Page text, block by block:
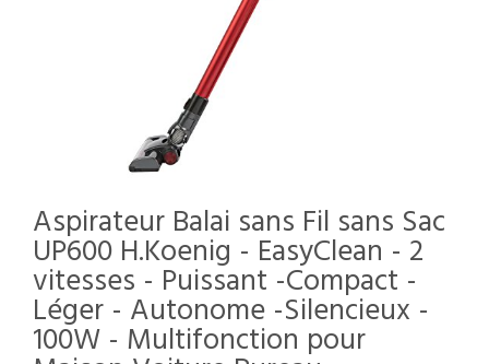
Aspirateur Balai sans Fil sans Sac
UP600 H.Koenig - EasyClean - 2
vitesses - Puissant -Compact -
Léger - Autonome -Silencieux -
100W - Multifonction pour